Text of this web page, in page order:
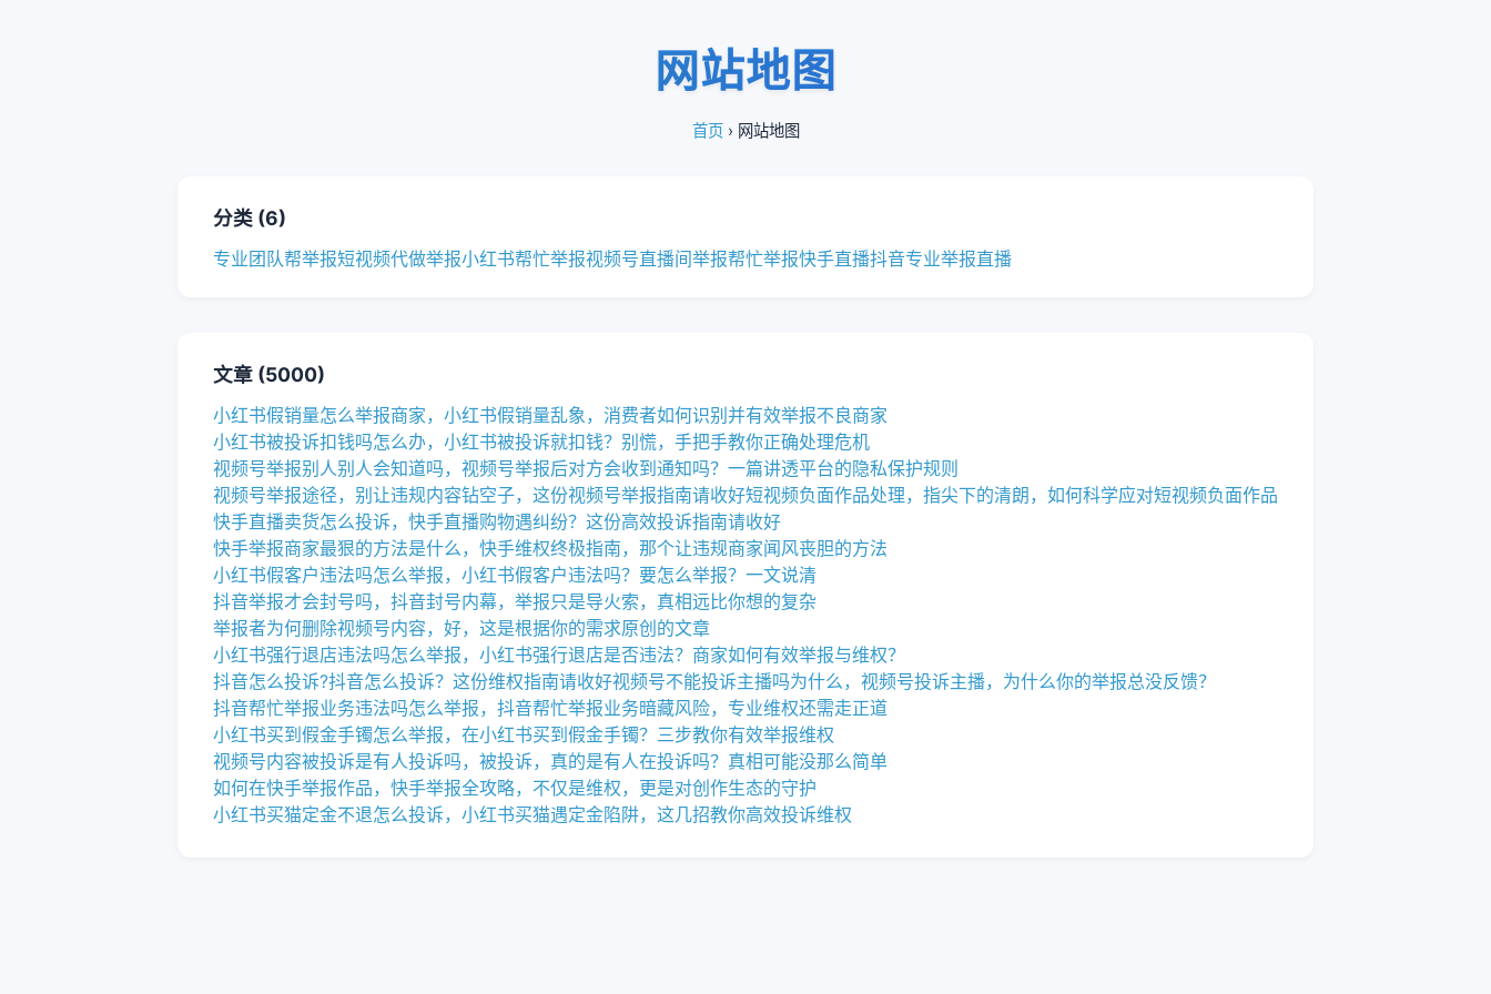
网站地图
首页› 网站地图
分类 (6)
专业团队帮举报短视频代做举报小红书帮忙举报视频号直播间举报帮忙举报快手直播抖音专业举报直播
文章 (5000)
小红书假销量怎么举报商家，小红书假销量乱象，消费者如何识别并有效举报不良商家
小红书被投诉扣钱吗怎么办，小红书被投诉就扣钱？别慌，手把手教你正确处理危机
视频号举报别人别人会知道吗，视频号举报后对方会收到通知吗？一篇讲透平台的隐私保护规则
视频号举报途径，别让违规内容钻空子，这份视频号举报指南请收好短视频负面作品处理，指尖下的清朗，如何科学应对短视频负面作品
快手直播卖货怎么投诉，快手直播购物遇纠纷？这份高效投诉指南请收好
快手举报商家最狠的方法是什么，快手维权终极指南，那个让违规商家闻风丧胆的方法
小红书假客户违法吗怎么举报，小红书假客户违法吗？要怎么举报？一文说清
抖音举报才会封号吗，抖音封号内幕，举报只是导火索，真相远比你想的复杂
举报者为何删除视频号内容，好，这是根据你的需求原创的文章
小红书强行退店违法吗怎么举报，小红书强行退店是否违法？商家如何有效举报与维权？
抖音怎么投诉?抖音怎么投诉？这份维权指南请收好视频号不能投诉主播吗为什么，视频号投诉主播，为什么你的举报总没反馈？
抖音帮忙举报业务违法吗怎么举报，抖音帮忙举报业务暗藏风险，专业维权还需走正道
小红书买到假金手镯怎么举报，在小红书买到假金手镯？三步教你有效举报维权
视频号内容被投诉是有人投诉吗，被投诉，真的是有人在投诉吗？真相可能没那么简单
如何在快手举报作品，快手举报全攻略，不仅是维权，更是对创作生态的守护
小红书买猫定金不退怎么投诉，小红书买猫遇定金陷阱，这几招教你高效投诉维权